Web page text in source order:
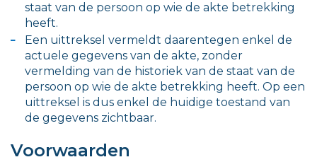
staat van de persoon op wie de akte betrekking
heeft.
Een uittreksel vermeldt daarentegen enkel de
actuele gegevens van de akte, zonder
vermelding van de historiek van de staat van de
persoon op wie de akte betrekking heeft. Op een
uittreksel is dus enkel de huidige toestand van
de gegevens zichtbaar.
Voorwaarden